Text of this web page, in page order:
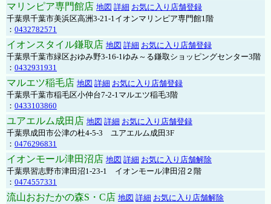
マリンピア専門館店 地図 詳細 お気に入り店舗登録
千葉県千葉市美浜区高洲3-21-1イオンマリンピア専門館1階
： 0432782571
イオンスタイル鎌取店 地図 詳細 お気に入り店舗登録
千葉県千葉市緑区おゆみ野3-16-1ゆみ～る鎌取ショッピングセンター3階
： 0432931931
マルエツ稲毛店 地図 詳細 お気に入り店舗登録
千葉県千葉市稲毛区小仲台7-2-1マルエツ稲毛3階
： 0433103860
ユアエルム成田店 地図 詳細 お気に入り店舗登録
千葉県成田市公津の杜4-5-3 ユアエルム成田3F
： 0476296831
イオンモール津田沼店 地図 詳細 お気に入り店舗解除
千葉県習志野市津田沼1-23-1 イオンモール津田沼２階
： 0474557331
流山おおたかの森S・C店 地図 詳細 お気に入り店舗解除